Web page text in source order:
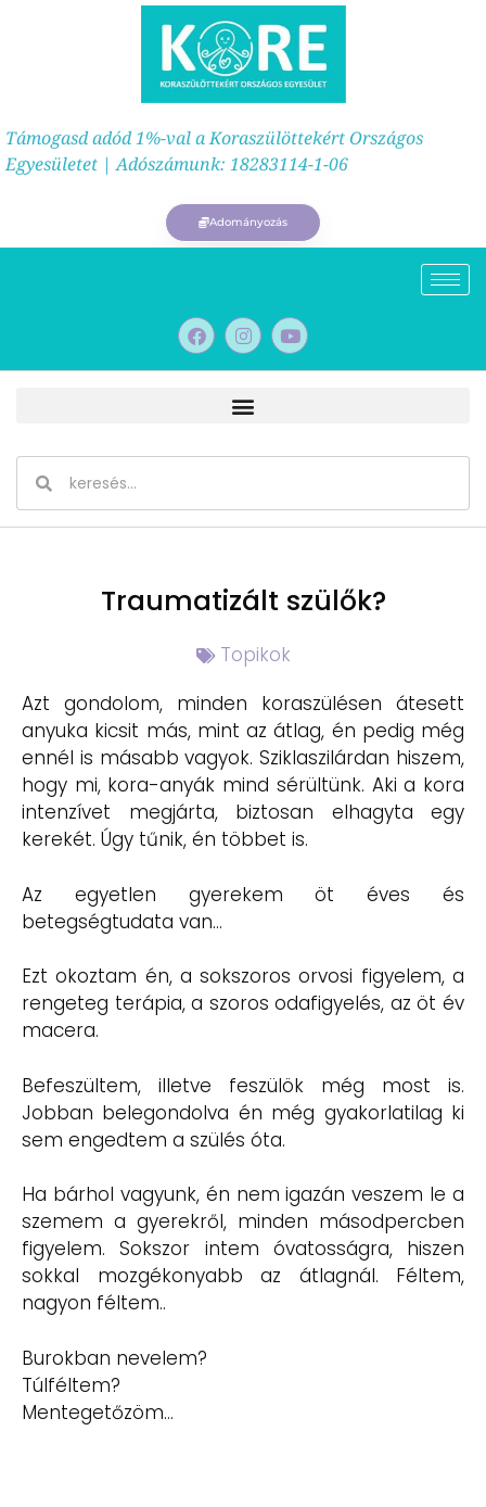
Támogasd adód 1%-val a Koraszülöttekért Országos
Egyesületet | Adószámunk: 18283114-1-06
Adományozás
Traumatizált szülők?
Topikok
Azt gondolom, minden koraszülésen átesett
anyuka kicsit más, mint az átlag, én pedig még
ennél is másabb vagyok. Sziklaszilárdan hiszem,
hogy mi, kora-anyák mind sérültünk. Aki a kora
intenzívet megjárta, biztosan elhagyta egy
kerekét. Úgy tűnik, én többet is.
Az egyetlen gyerekem öt éves és
betegségtudata van…
Ezt okoztam én, a sokszoros orvosi figyelem, a
rengeteg terápia, a szoros odafigyelés, az öt év
macera.
Befeszültem, illetve feszülök még most is.
Jobban belegondolva én még gyakorlatilag ki
sem engedtem a szülés óta.
Ha bárhol vagyunk, én nem igazán veszem le a
szemem a gyerekről, minden másodpercben
figyelem. Sokszor intem óvatosságra, hiszen
sokkal mozgékonyabb az átlagnál. Féltem,
nagyon féltem..
Burokban nevelem?
Túlféltem?
Mentegetőzöm…